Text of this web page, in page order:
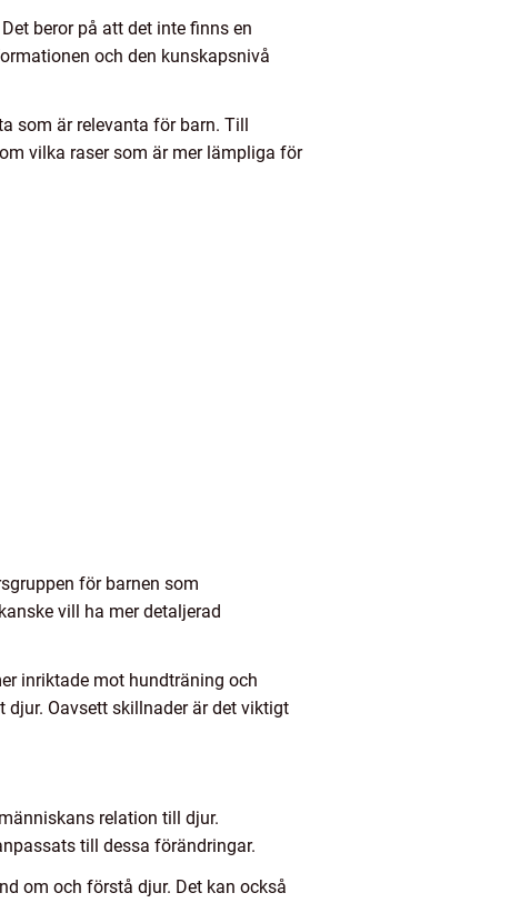
beror på att det inte finns en
och den kunskapsnivå
som är relevanta för barn. Till
vilka raser som är mer lämpliga för
för barnen som
vill ha mer detaljerad
inriktade mot hundträning och
Oavsett skillnader är det viktigt
relation till djur.
till dessa förändringar.
om och förstå djur. Det kan också